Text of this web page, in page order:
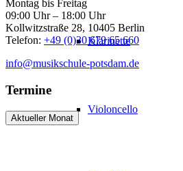
Klarinette
Violoncello
Montag bis Freitag
09:00 Uhr – 18:00 Uhr
Kollwitzstraße 28, 10405 Berlin
Telefon: +49 (0)30 679 65 660
info@musikschule-potsdam.de
Termine
Aktueller Monat